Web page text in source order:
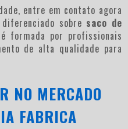
entre em contato agora
sobre saco de
formada por profissionais
de alta qualidade para
NO MERCADO
FABRICA